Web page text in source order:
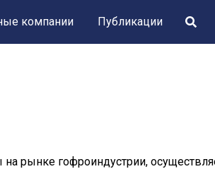
компании Публикации
рынке гофроиндустрии,